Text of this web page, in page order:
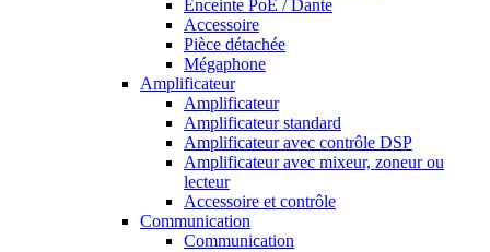
Enceinte PoE / Dante
Accessoire
Pièce détachée
Mégaphone
Amplificateur
Amplificateur
Amplificateur standard
Amplificateur avec contrôle DSP
Amplificateur avec mixeur, zoneur ou
lecteur
Accessoire et contrôle
Communication
Communication